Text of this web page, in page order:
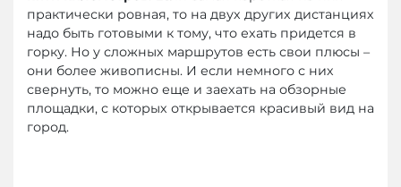
практически ровная, то на двух других дистанциях
надо быть готовыми к тому, что ехать придется в
горку. Но у сложных маршрутов есть свои плюсы –
они более живописны. И если немного с них
свернуть, то можно еще и заехать на обзорные
площадки, с которых открывается красивый вид на
город.